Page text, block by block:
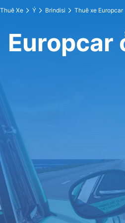
Thuê Xe Ý Brindisi Thuê xe Europcar
Europcar